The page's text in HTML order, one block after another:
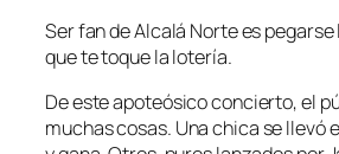
Ser fan de Alcalá Norte es
que te toque la lotería.
De este apoteósico concierto, el
muchas cosas. Una chica se llevó